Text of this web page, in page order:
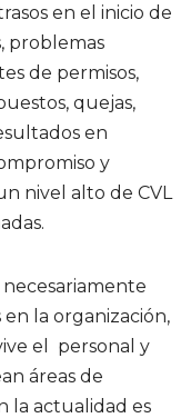
en el inicio de
problemas
de permisos,
quejas,
en
y
nivel alto de CVL
la organización,
el personal y
áreas de
la actualidad es